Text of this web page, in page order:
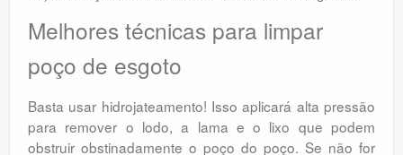
Melhores técnicas para limpar
poço de esgoto
Basta usar hidrojateamento! Isso aplicará alta pressão
para remover o lodo, a lama e o lixo que podem
obstruir obstinadamente o poço do poço. Se não for